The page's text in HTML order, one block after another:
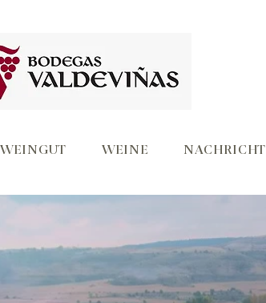
WEINGUT WEINE NACHRICHT